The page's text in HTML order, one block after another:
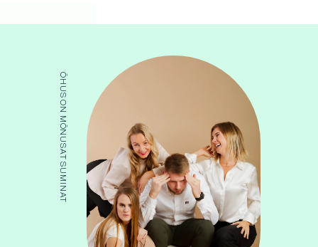
ÕHUS ON MÕNUSAT SUMINAT